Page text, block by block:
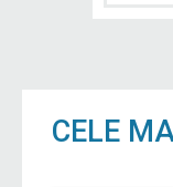
CELE